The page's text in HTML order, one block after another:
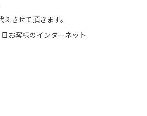
させて頂きます。
お客様のインターネット